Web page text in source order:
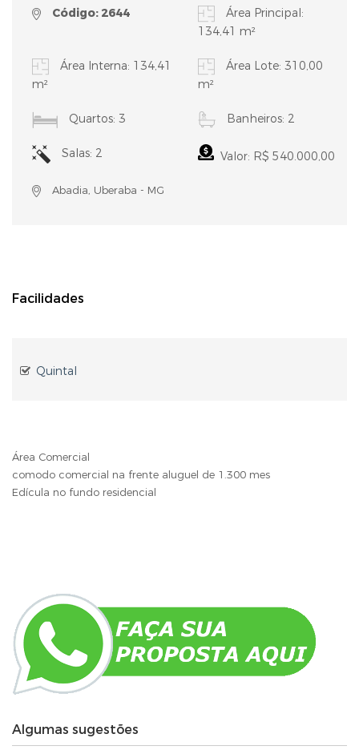
Código: 2644
Área Principal:
134,41 m²
Área Interna: 134,41
m²
Área Lote: 310,00
m²
Quartos: 3 Banheiros: 2
Salas: 2 Valor: R$ 540.000,00
Abadia, Uberaba - MG
Facilidades
Quintal
Área Comercial
comodo comercial na frente aluguel de 1.300 mes
Edícula no fundo residencial
Algumas sugestões